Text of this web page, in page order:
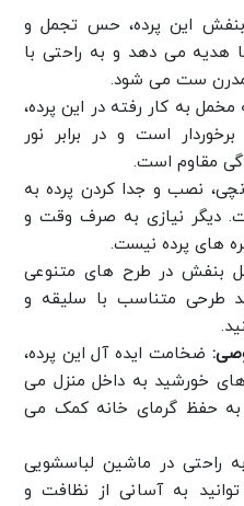
این پرده، حس تجمل و
هدیه می دهد و به راحتی با
مدرن ست می شود.
به کار رفته در این پرده،
است و در برابر نور
مقاوم است.
نصب و جدا کردن پرده به
دیگر نیازی به صرف وقت و
های پرده نیست.
بنفش در طرح های متنوعی
طرحی متناسب با سلیقه و
ضخامت ایده آل این پرده،
از اشعه های خورشید به داخل منزل می
در زمستان، تا 15% به حفظ گرمای خانه کمک می
راحتی در ماشین لباسشویی
به آسانی از نظافت و